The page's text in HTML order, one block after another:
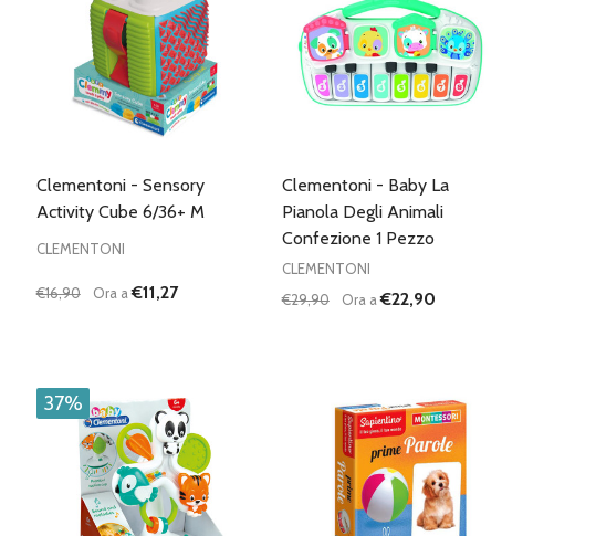
Clementoni - Sensory
Activity Cube 6/36+ M
CLEMENTONI
€16,90 Ora a€11,27
Clementoni - Baby La
Pianola Degli Animali
Confezione 1 Pezzo
CLEMENTONI
€29,90
Ora a€22,90
37%